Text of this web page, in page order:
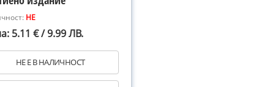
НЕ
5.11 € / 9.99 ЛВ.
НЕ Е В НАЛИЧНОСТ